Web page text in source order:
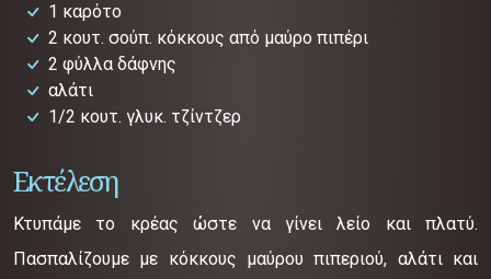
1 καρότο
2 κουτ. σούπ. κόκκους από μαύρο πιπέρι
2 φύλλα δάφνης
αλάτι
1/2 κουτ. γλυκ. τζίντζερ
Εκτέλεση
Κτυπάμε το κρέας ώστε να γίνει λείο και πλατύ.
Πασπαλίζουμε με κόκκους μαύρου πιπεριού, αλάτι και